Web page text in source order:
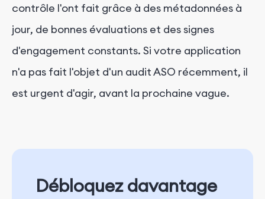
contrôle l'ont fait grâce à des métadonnées à
jour, de bonnes évaluations et des signes
d'engagement constants. Si votre application
n'a pas fait l'objet d'un audit ASO récemment, il
est urgent d'agir, avant la prochaine vague.
Débloquez davantage